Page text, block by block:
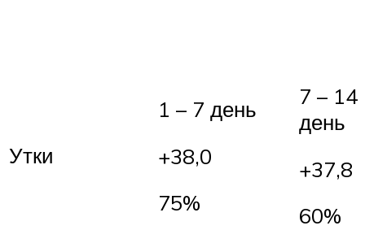
Утки
1 – 7 день
+38,0
75%
7 – 14
день
+37,8
60%